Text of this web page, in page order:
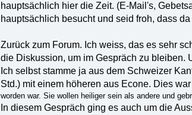
hauptsächlich hier die Zeit. (E-Mail's,
hauptsächlich besucht und seid froh, dass
Zurück zum Forum. Ich weiss, das es sehr
die Diskussion, um im Gespräch zu bleiben.
Ich selbst stamme ja aus dem Schweizer
Std.) mit einem höheren aus Econe. Dies
worden war. Sie wollen heiliger sein als andere und
In diesem Gespräch ging es auch um die